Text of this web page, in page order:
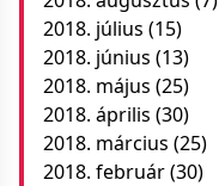
2018. július (15)
2018. június (13)
2018. május (25)
2018. április (30)
2018. március (25)
2018. február(30)